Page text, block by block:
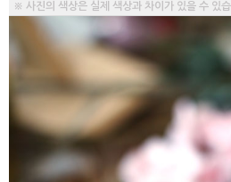
※ 사진의 색상은 실제 색상과 차이가 있을 수 있